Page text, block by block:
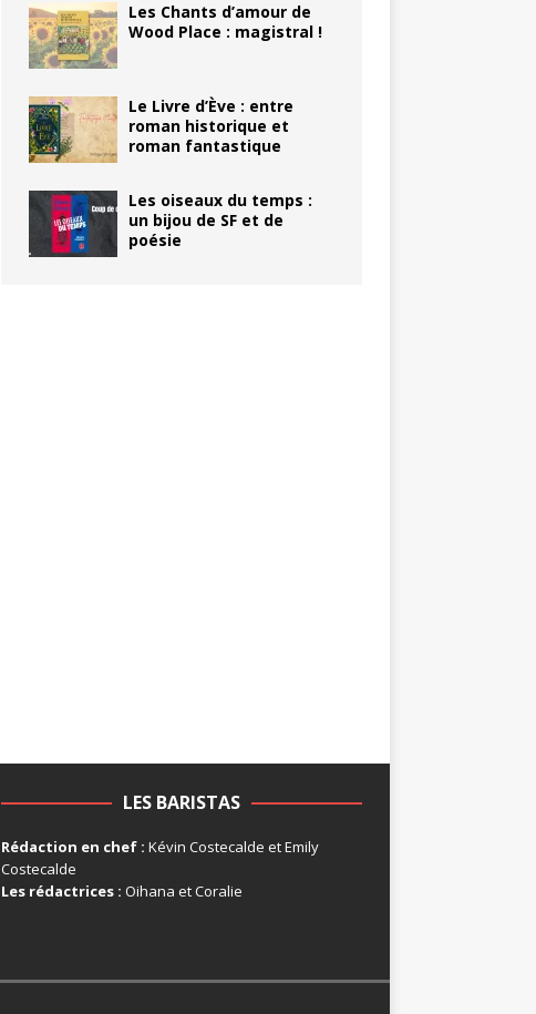
Les Chants d’amour de
Wood Place : magistral !
Le Livre d’Ève : entre
roman historique et
roman fantastique
Les oiseaux du temps :
un bijou de SF et de
poésie
LES BARISTAS
Rédaction en chef : Kévin Costecalde et Emily
Costecalde
Les rédactrices : Oihana et Coralie